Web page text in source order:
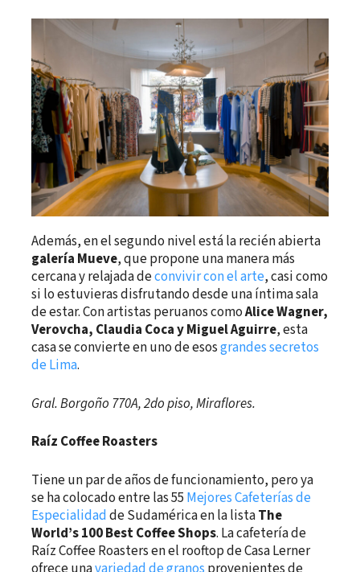
Además, en el segundo nivel está la recién abierta
galería Mueve, que propone una manera más
cercana y relajada deconvivir con el arte, casi como
si lo estuvieras disfrutando desde una íntima sala
de estar. Con artistas peruanos comoAlice Wagner,
Verovcha, Claudia Coca y Miguel Aguirre, esta
casa se convierte en uno de esosgrandes secretos
de Lima.
Gral. Borgoño 770A, 2do piso, Miraflores.
Raíz Coffee Roasters
Tiene un par de años de funcionamiento, pero ya
se ha colocado entre las 55 Mejores Cafeterías de
Especialidadde Sudamérica en la listaThe
World’s 100 Best Coffee Shops. La cafetería de
Raíz Coffee Roasters en el rooftop de Casa Lerner